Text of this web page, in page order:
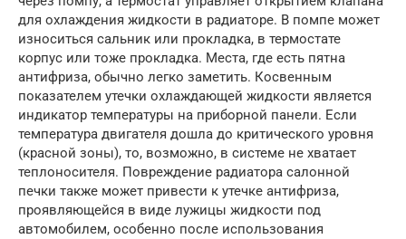
для охлаждения жидкости в радиаторе. В помпе может
износиться сальник или прокладка, в термостате
корпус или тоже прокладка. Места, где есть пятна
антифриза, обычно легко заметить. Косвенным
показателем утечки охлаждающей жидкости является
индикатор температуры на приборной панели. Если
температура двигателя дошла до критического уровня
(красной зоны), то, возможно, в системе не хватает
теплоносителя. Повреждение радиатора салонной
печки также может привести к утечке антифриза,
проявляющейся в виде лужицы жидкости под
автомобилем, особенно после использования